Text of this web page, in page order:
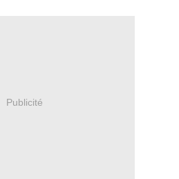
Publicité